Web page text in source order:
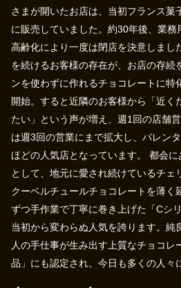
さまが開いたお店は、当初フランス菓
に販売していました。約30年後、業
高齢化により一度は閉店を決意しまし
を続けるお客様の存在が、お店の存続
ンを使わずに作れるチョコレートに特
開始。すると近隣のお客様から「近く
たい」という声が増え、週1回の店舗
は週3回の営業にまで拡大し、バレン
ほどの人気店となっています。 都会
として、地元に愛され続けているチェ
クーベルチュールチョコレートを薄く
ずつ手作業で丁寧に巻き上げた「Cシ
当初から変わらぬ人気を誇ります。純
人の手仕事が生み出す上質なチョコレ
品」にも認定され、今日も多くの人々